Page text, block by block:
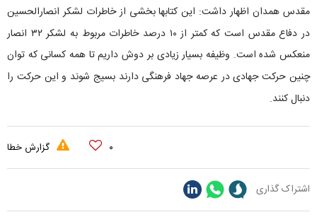
مقدس همدان اظهار داشت: این کتابها بخشی از خاطرات لشکر انصارالحسین
در دفاع مقدس است که کمتر از ۱۰ درصد خاطرات مربوط به لشکر ۳۲ انصار
منعکس شده است. وظیفه بسیار زیادی بر دوش داریم تا همه کسانی که توان
چنین حرکت جهادی در عرصه جهاد فرهنگی دارند بسیج شوند و این حرکت را
دنبال کنند.
۰ گزارش خطا
اشتراک گذاری